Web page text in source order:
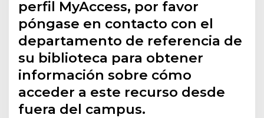
perfil MyAccess, por favor
póngase en contacto con el
departamento de referencia de
su biblioteca para obtener
información sobre cómo
acceder a este recurso desde
fuera del campus.